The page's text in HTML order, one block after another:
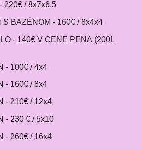
220€ / 8x7x6,5
S BAZÉNOM - 160€ / 8x4x4
- 140€ V CENE PENA (200L
- 100€ / 4x4
- 160€ / 8x4
- 210€ / 12x4
- 230 € / 5x10
- 260€ / 16x4